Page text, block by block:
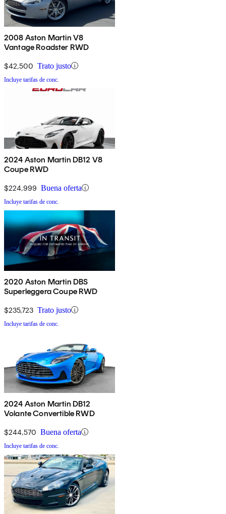
2008 Aston Martin V8
Vantage Roadster RWD
$42,500 Trato justo
Incluye tarifas de conc.
2024 Aston Martin DB12 V8
Coupe RWD
$224,999 Buena oferta
Incluye tarifas de conc.
2020 Aston Martin DBS
Superleggera Coupe RWD
$235,723 Trato justo
Incluye tarifas de conc.
2024 Aston Martin DB12
Volante Convertible RWD
$244,570 Buena oferta
Incluye tarifas de conc.